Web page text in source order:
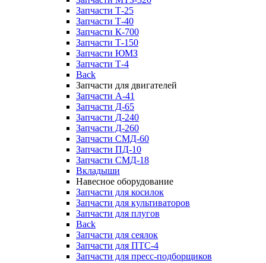
Запчасти Т-25
Запчасти Т-40
Запчасти К-700
Запчасти Т-150
Запчасти ЮМЗ
Запчасти Т-4
Back
Запчасти для двигателей
Запчасти А-41
Запчасти Д-65
Запчасти Д-240
Запчасти Д-260
Запчасти СМД-60
Запчасти ПД-10
Запчасти СМД-18
Вкладыши
Навесное оборудование
Запчасти для косилок
Запчасти для культиваторов
Запчасти для плугов
Back
Запчасти для сеялок
Запчасти для ПТС-4
Запчасти для пресс-подборщиков